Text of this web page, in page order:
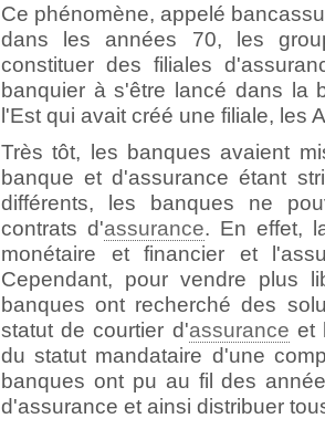
Ce phénomène, appelé
dans les années 70, les
constituer des filiales
banquier à s'être lancé dans la
l'Est qui avait créé une filiale, les
Très tôt, les banques avaient
banque et d'assurance étant
différents, les banques ne
contrats d'assurance. En effet,
monétaire et financier et
Cependant, pour vendre plus
banques ont recherché des
statut de courtier d'assurance et
du statut mandataire d'une
banques ont pu au fil des
d'assurance et ainsi distribuer